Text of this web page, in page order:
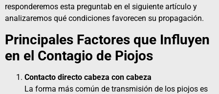
responderemos esta preguntab en el siguiente artículo y
analizaremos qué condiciones favorecen su propagación.
Principales Factores que Influyen
en el Contagio de Piojos
Contacto directo cabeza con cabeza
La forma más común de transmisión de los piojos es